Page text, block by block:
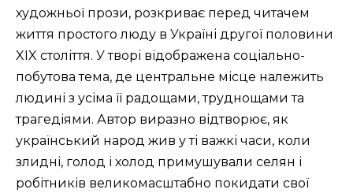
художньої прози, розкриває перед читачем
життя простого люду в Україні другої половини
XIX століття. У творі відображена соціально-
побутова тема, де центральне місце належить
людині з усіма її радощами, труднощами та
трагедіями. Автор виразно відтворює, як
український народ жив у ті важкі часи, коли
злидні, голод і холод примушували селян і
робітників великомасштабно покидати свої